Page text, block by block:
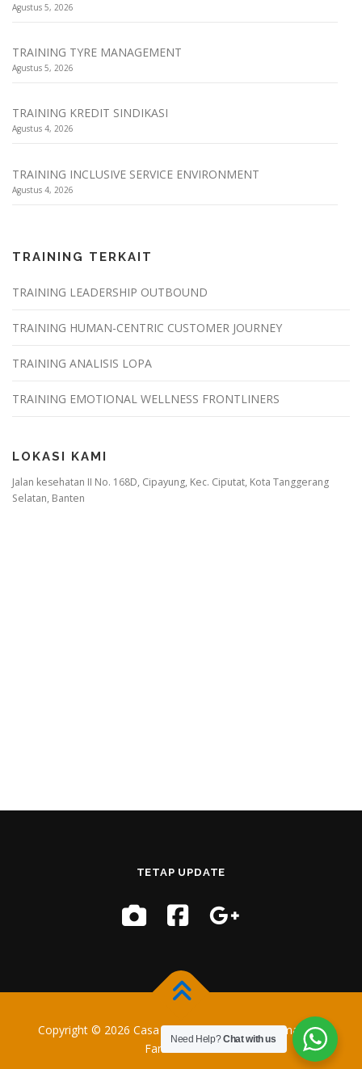
Agustus 5, 2026
TRAINING TYRE MANAGEMENT
Agustus 5, 2026
TRAINING KREDIT SINDIKASI
Agustus 4, 2026
TRAINING INCLUSIVE SERVICE ENVIRONMENT
Agustus 4, 2026
TRAINING TERKAIT
TRAINING LEADERSHIP OUTBOUND
TRAINING HUMAN-CENTRIC CUSTOMER JOURNEY
TRAINING ANALISIS LOPA
TRAINING EMOTIONAL WELLNESS FRONTLINERS
LOKASI KAMI
Jalan kesehatan II No. 168D, Cipayung, Kec. Ciputat, Kota Tanggerang
Selatan, Banten
TETAP UPDATE
Copyright © 2026 Casa Training–OnePresstema oleh
FameThemes
Need Help?Chat with us